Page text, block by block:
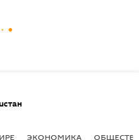
ЭКОНОМИКА